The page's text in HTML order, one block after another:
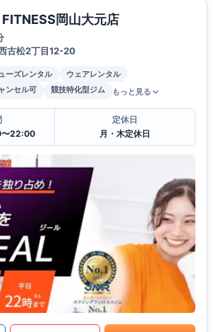
岡山大元店
古松2丁目12-20
ーズレンタル
ウェアレンタル
ンセル可 競技特化型ジム もっと見る
〜22:00
定休日
月・木定休日